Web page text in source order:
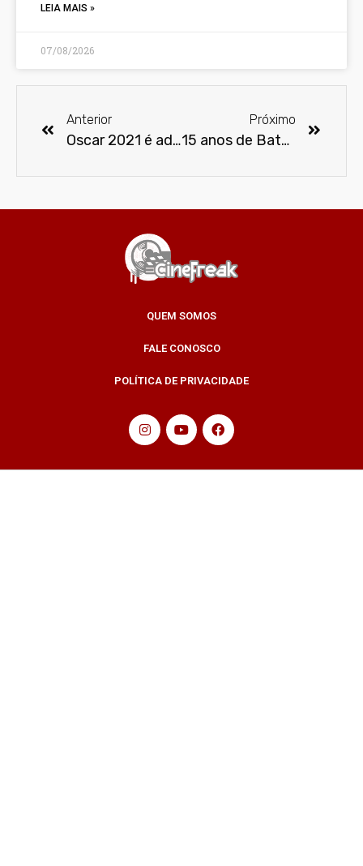
LEIA MAIS »
07/08/2026
Anterior
Oscar 2021 é adiado por causa da pandemia do novo coronavírus
Próximo
15 anos de Batman Begins
QUEM SOMOS
FALE CONOSCO
POLÍTICA DE PRIVACIDADE